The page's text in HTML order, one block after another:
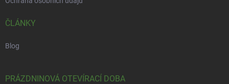
ČLÁNKY
Blog
PRÁZDNINOVÁ OTEVÍRACÍ DOBA